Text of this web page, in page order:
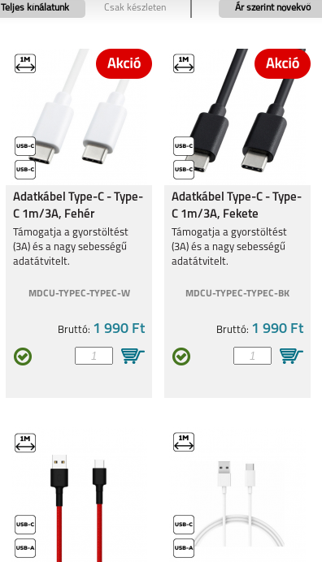
NOTHING PHONE (1) NOTHING PHONE 3A
Teljes kínálatunk Csak készleten Ár szerint növekvő
Adatkábel Type-C - Type-
C 1m/3A, Fehér
Támogatja a gyorstöltést
(3A) és a nagy sebességű
adatátvitelt.
MDCU-TYPEC-TYPEC-W
Bruttó: 1 990 Ft
Adatkábel Type-C - Type-
C 1m/3A, Fekete
Támogatja a gyorstöltést
(3A) és a nagy sebességű
adatátvitelt.
MDCU-TYPEC-TYPEC-BK
Bruttó: 1 990 Ft